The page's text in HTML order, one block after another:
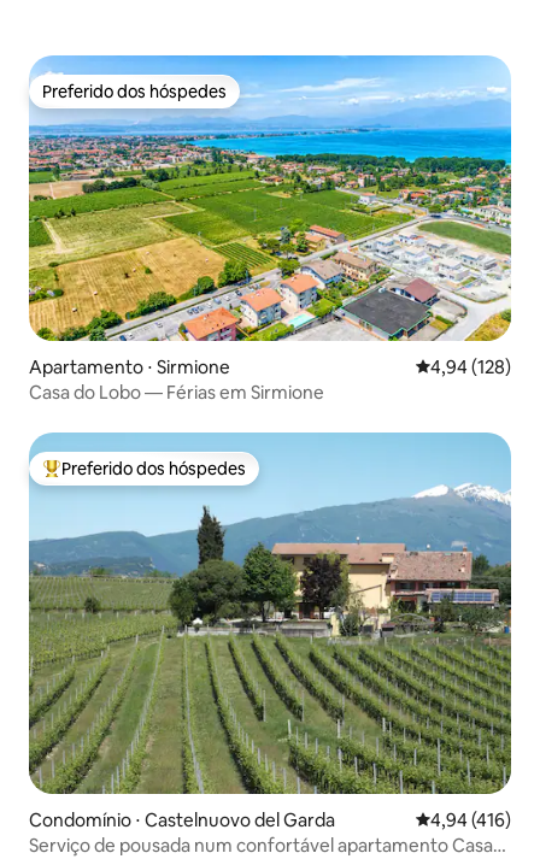
Preferido dos hóspedes
Preferido dos hóspedes
Apartamento ⋅ Sirmione 4,94 de uma
4,94 (128)
Casa do Lobo — Férias em Sirmione
Entre os melhores preferidos dos hóspedes
Preferido dos hóspedes
Condomínio ⋅ Castelnuovo del Garda 4,94 de uma
4,94 (416)
Serviço de pousada num confortável apartamento Casa